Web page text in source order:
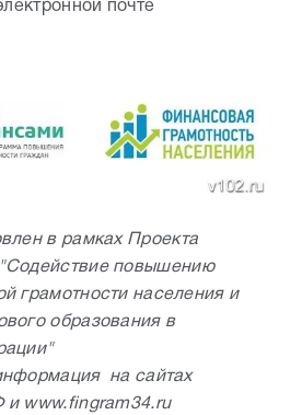
почте
в рамках Проекта
повышению
грамотности населения и
образования в
на сайтах
www.fingram34.ru